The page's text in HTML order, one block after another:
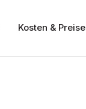
Kosten & Preise